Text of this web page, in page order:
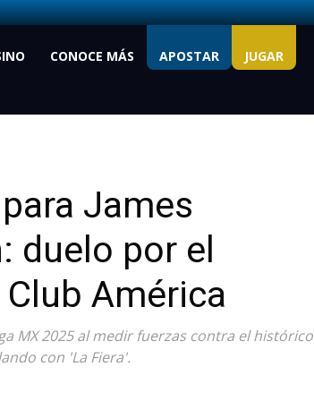
CONOCE MÁS APOSTAR JUGAR
James
duelo por el
América
MX 2025 al medir fuerzas contra el histórico
con 'La Fiera'.